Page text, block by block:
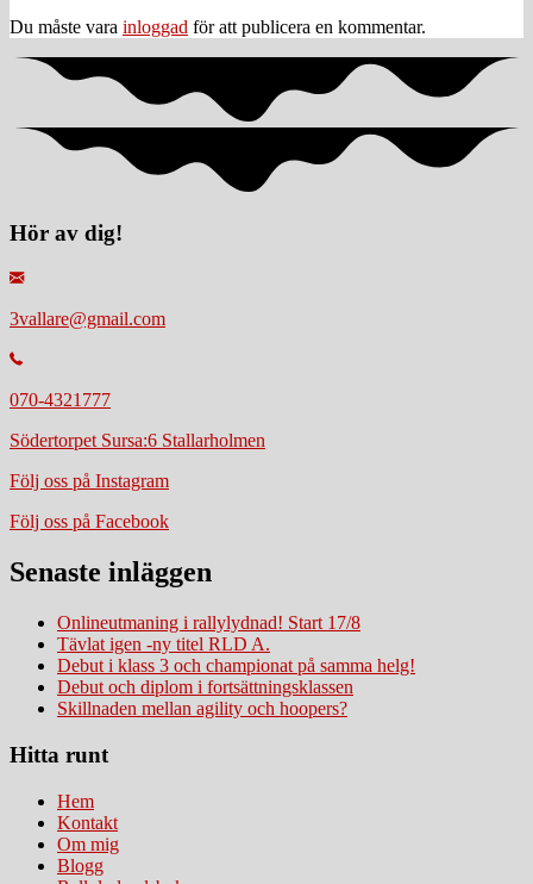
Du måste vara inloggad för att publicera en kommentar.
Hör av dig!
3vallare@gmail.com
070-4321777
Södertorpet Sursa:6 Stallarholmen
Följ oss på Instagram
Följ oss på Facebook
Senaste inläggen
Onlineutmaning i rallylydnad! Start 17/8
Tävlat igen -ny titel RLD A.
Debut i klass 3 och championat på samma helg!
Debut och diplom i fortsättningsklassen
Skillnaden mellan agility och hoopers?
Hitta runt
Hem
Kontakt
Om mig
Blogg